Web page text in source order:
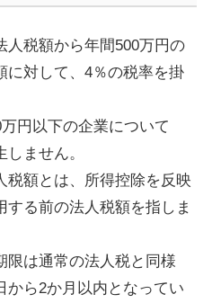
人税額から年間500万円の
対して、 4％の税率を掛
万円以下の企業について
ません。
税額とは、所得控除を反映
する前の法人税額を指しま
限は通常の法人税と同様
から2か月以内となってい